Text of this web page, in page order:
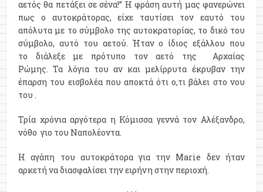
αετός θα πετάξει σε σένα!” Η φράση αυτή μας φανερώνει
πως ο αυτοκράτορας, είχε ταυτίσει τον εαυτό του
απόλυτα με το σύμβολο της αυτοκρατορίας, το δικό του
σύμβολο, αυτό του αετού. Ήταν ο ίδιος εξάλλου που
το διάλεξε με πρότυπο τον αετό της Αρχαίας
Ρώμης. Τα λόγια του αν και μελίρρυτα έκρυβαν την
έπαρση του εισβολέα που αποκτά ότι ο,τι βάλει στο νου
του .
Τρία χρόνια αργότερα η Κόμισσα γεννά τον Αλέξανδρο,
νόθο γιο του Ναπολέοντα.
Η αγάπη του αυτοκράτορα για την Marie δεν ήταν
αρκετή να διασφαλίσει την ειρήνη στην περιοχή.